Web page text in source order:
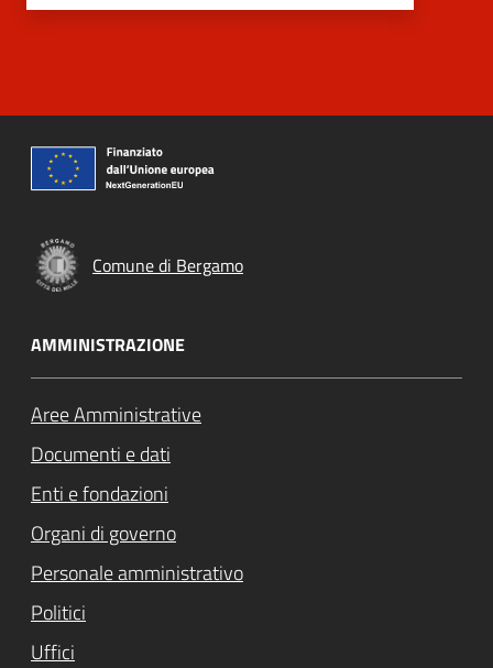
Comune di Bergamo
AMMINISTRAZIONE
Aree Amministrative
Documenti e dati
Enti e fondazioni
Organi di governo
Personale amministrativo
Politici
Uffici